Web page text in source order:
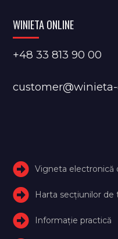
WINIETA ONLINE
+48 33 813 90 00
Vigneta electronică
Harta secțiunilor de
Informație practică